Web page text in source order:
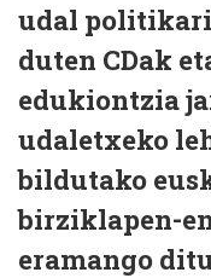
udal
duten CDak
edukiontzia
udaletxeko
bildutako
birziklapen-
eramango